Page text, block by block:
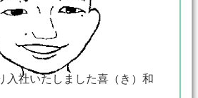
社いたしました喜（き）和